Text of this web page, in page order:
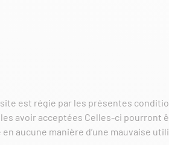
est régie par les présentes
avoir acceptées Celles-ci pourront
aucune manière d’une mauvaise